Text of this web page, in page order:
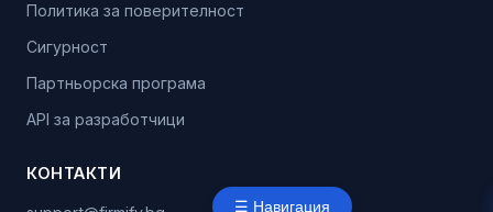
☰ Навигация
Политика за поверителност
Сигурност
Партньорска програма
API за разработчици
КОНТАКТИ